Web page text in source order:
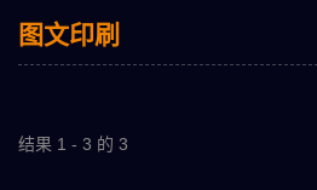
图文印刷
结果 1 - 3 的 3